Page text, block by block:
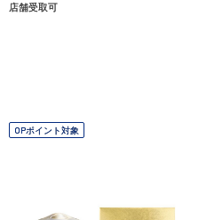
店舗受取可
OPポイント対象